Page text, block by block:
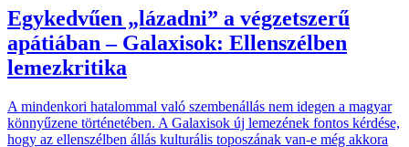
Egykedvűen „lázadni” a végzetszerű
apátiában – Galaxisok: Ellenszélben
lemezkritika
A mindenkori hatalommal való szembenállás nem idegen a magyar
könnyűzene történetében. A Galaxisok új lemezének fontos kérdése,
hogy az ellenszélben állás kulturális toposzának van-e még akkora